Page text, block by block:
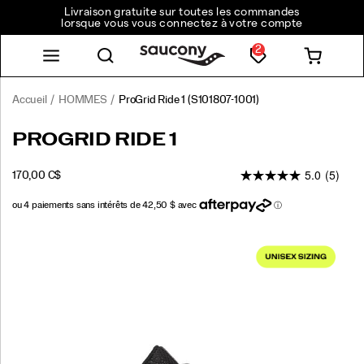
Livraison gratuite sur toutes les commandes
lorsque vous vous connectez à votre compte
2
Accueil HOMMES ProGrid Ride 1 (S101807-1001)
<p>Lancée
en
comme
https://www.saucony.com/CA/fr_CA/progrid-
PROGRID RIDE 1
170,00 C$OUTOFSTOCK 5.0 (5)